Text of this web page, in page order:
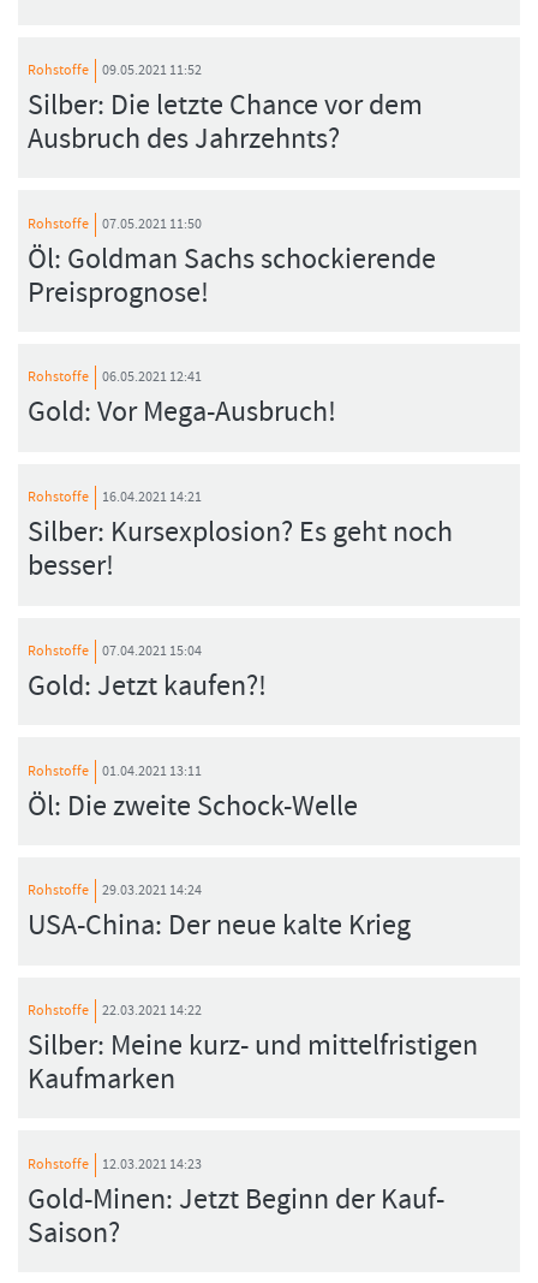
Rohstoffe 09.05.2021 11:52
Silber: Die letzte Chance vor dem
Ausbruch des Jahrzehnts?
Rohstoffe 07.05.2021 11:50
Öl: Goldman Sachs schockierende
Preisprognose!
Rohstoffe 06.05.2021 12:41
Gold: Vor Mega-Ausbruch!
Rohstoffe 16.04.2021 14:21
Silber: Kursexplosion? Es geht noch
besser!
Rohstoffe 07.04.2021 15:04
Gold: Jetzt kaufen?!
Rohstoffe 01.04.2021 13:11
Öl: Die zweite Schock-Welle
Rohstoffe 29.03.2021 14:24
USA-China: Der neue kalte Krieg
Rohstoffe 22.03.2021 14:22
Silber: Meine kurz- und mittelfristigen
Kaufmarken
Rohstoffe 12.03.2021 14:23
Gold-Minen: Jetzt Beginn der Kauf-
Saison?